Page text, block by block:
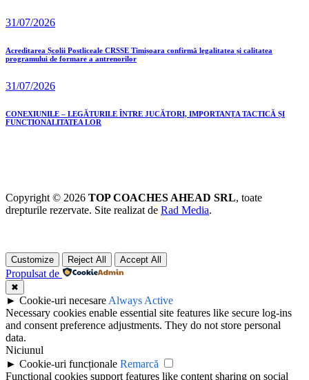
31/07/2026
Acreditarea Școlii Postliceale CRSSE Timișoara confirmă legalitatea și calitatea
programului de formare a antrenorilor
31/07/2026
CONEXIUNILE – LEGĂTURILE ÎNTRE JUCĂTORI, IMPORTANȚA TACTICĂ ȘI
FUNCȚIONALITATEA LOR
Copyright © 2026 TOP COACHES AHEAD SRL, toate
drepturile rezervate. Site realizat de Rad Media.
Customize Reject All Accept All
Propulsat de
✖
► Cookie-uri necesare Always Active
Necessary cookies enable essential site features like secure log-ins
and consent preference adjustments. They do not store personal
data.
Niciunul
► Cookie-uri funcționale Remarcă
Functional cookies support features like content sharing on social